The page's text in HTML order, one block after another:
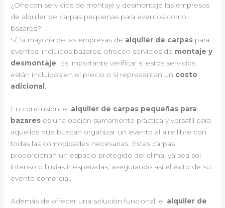
¿Ofrecen servicios de montaje y desmontaje las empresas
de alquiler de carpas pequeñas para eventos como
bazares?
Sí, la mayoría de las empresas de alquiler de carpas para
eventos, incluidos bazares, ofrecen servicios de montaje y
desmontaje . Es importante verificar si estos servicios
están incluidos en el precio o si representan un costo
adicional
En conclusión, el alquiler de carpas pequeñas para
bazares es una opción sumamente práctica y versátil para
aquellos que buscan organizar un evento al aire libre con
todas las comodidades necesarias. Estas carpas
proporcionan un espacio protegido del clima, ya sea sol
intenso o lluvias inesperadas, asegurando así el éxito de su
evento comercial.
Además de ofrecer una solución funcional, el alquiler de